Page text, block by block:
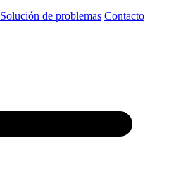
Solución de problemas Contacto